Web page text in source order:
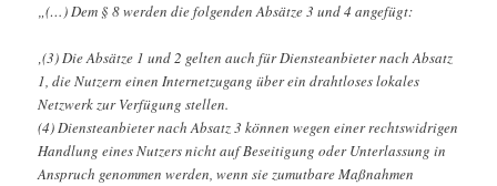
„(…) Dem § 8 werden die folgenden Absätze 3 und 4 angefügt:
‚(3) Die Absätze 1 und 2 gelten auch für Diensteanbieter nach Absatz
1, die Nutzern einen Internetzugang über ein drahtloses lokales
Netzwerk zur Verfügung stellen.
(4) Diensteanbieter nach Absatz 3 können wegen einer rechtswidrigen
Handlung eines Nutzers nicht auf Beseitigung oder Unterlassung in
Anspruch genommen werden, wenn sie zumutbare Maßnahmen